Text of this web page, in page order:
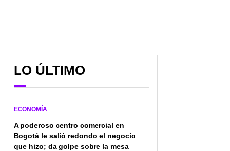
LO ÚLTIMO
ECONOMÍA
A poderoso centro comercial en
Bogotá le salió redondo el negocio
que hizo; da golpe sobre la mesa